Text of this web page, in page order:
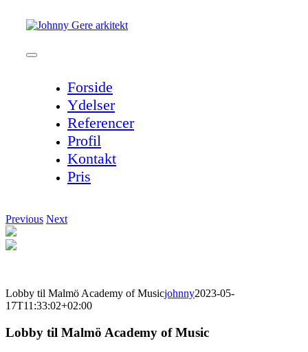
Toggle
Forside
Ydelser
Referencer
Profil
Kontakt
Pris
Previous Next
Lobby til Malmö Academy of Musicjohnny2023-05-
17T11:33:02+02:00
Lobby til Malmö Academy of Music